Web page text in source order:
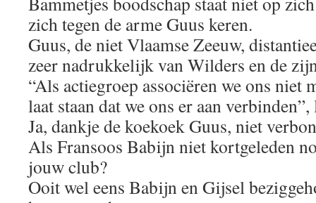
zich tegen de arme Guus keren.
Guus, de niet Vlaamse Zeeuw,
zeer nadrukkelijk van Wilders en de
“Als actiegroep associëren we ons niet
laat staan dat we ons er aan
Ja, dankje de koekoek Guus, niet
Als Fransoos Babijn niet kortgeleden
jouw club?
Ooit wel eens Babijn en Gijsel